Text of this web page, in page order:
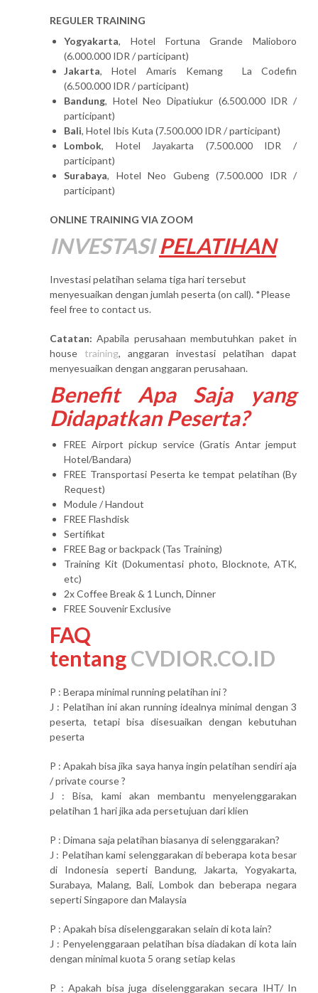
REGULER TRAINING
Yogyakarta, Hotel Fortuna Grande Malioboro
(6.000.000 IDR / participant)
Jakarta, Hotel Amaris Kemang La Codefin
(6.500.000 IDR / participant)
Bandung, Hotel Neo Dipatiukur (6.500.000 IDR /
participant)
Bali, Hotel Ibis Kuta (7.500.000 IDR / participant)
Lombok, Hotel Jayakarta (7.500.000 IDR /
participant)
Surabaya, Hotel Neo Gubeng (7.500.000 IDR /
participant)
ONLINE TRAINING VIA ZOOM
INVESTASI PELATIHAN
Investasi pelatihan selama tiga hari tersebut
menyesuaikan dengan jumlah peserta (on call). *Please
feel free to contact us.
Catatan: Apabila perusahaan membutuhkan paket in
house training, anggaran investasi pelatihan dapat
menyesuaikan dengan anggaran perusahaan.
Benefit Apa Saja yang
Didapatkan Peserta?
FREE Airport pickup service (Gratis Antar jemput
Hotel/Bandara)
FREE Transportasi Peserta ke tempat pelatihan (By
Request)
Module / Handout
FREE Flashdisk
Sertifikat
FREE Bag or backpack (Tas Training)
Training Kit (Dokumentasi photo, Blocknote, ATK,
etc)
2x Coffee Break & 1 Lunch, Dinner
FREE Souvenir Exclusive
FAQ
tentangCVDIOR.CO.ID
P : Berapa minimal running pelatihan ini ?
J : Pelatihan ini akan running idealnya minimal dengan 3
peserta, tetapi bisa disesuaikan dengan kebutuhan
peserta
P : Apakah bisa jika saya hanya ingin pelatihan sendiri aja
/ private course ?
J : Bisa, kami akan membantu menyelenggarakan
pelatihan 1 hari jika ada persetujuan dari klien
P : Dimana saja pelatihan biasanya di selenggarakan?
J : Pelatihan kami selenggarakan di beberapa kota besar
di Indonesia seperti Bandung, Jakarta, Yogyakarta,
Surabaya, Malang, Bali, Lombok dan beberapa negara
seperti Singapore dan Malaysia
P : Apakah bisa diselenggarakan selain di kota lain?
J : Penyelenggaraan pelatihan bisa diadakan di kota lain
dengan minimal kuota 5 orang setiap kelas
P : Apakah bisa juga diselenggarakan secara IHT/ In